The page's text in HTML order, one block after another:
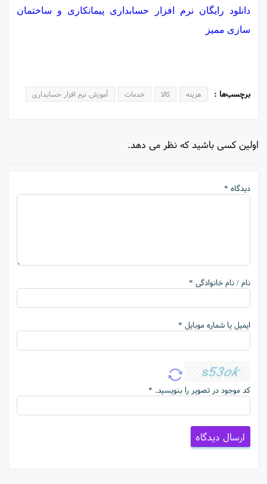
دانلود رایگان نرم افزار حسابداری پیمانکاری و ساختمان
سازی ممیز
برچسب‌ها : هزینه کالا خدمات آموزش نرم افزار حسابداری
اولین کسی باشید که نظر می دهد.
دیدگاه *
نام / نام خانوادگی *
ایمیل یا شماره موبایل *
کد موجود در تصویر را بنویسید. *